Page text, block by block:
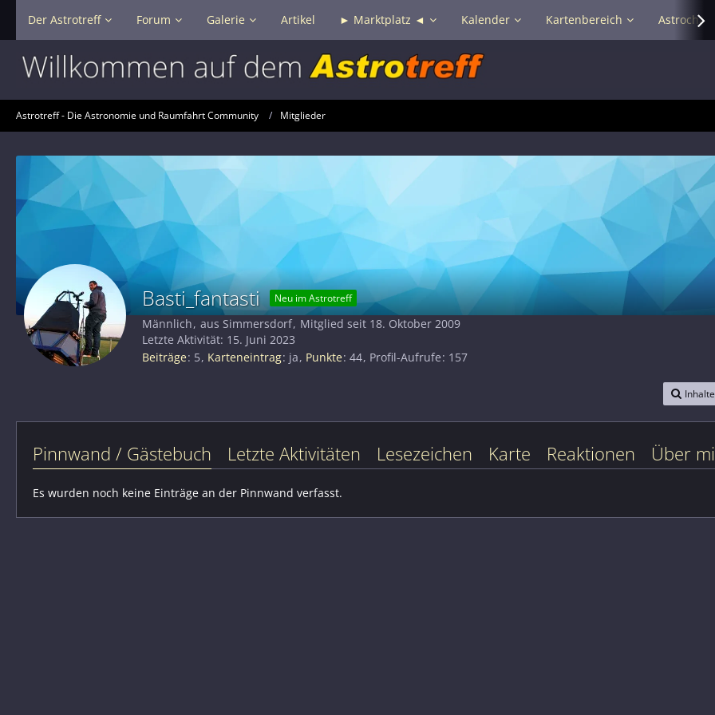
Der Astrotreff Forum Galerie Artikel ► Marktplatz ◄ Kalender Kartenbereich Astrochat
Astrotreff - Die Astronomie und Raumfahrt Community Mitglieder
Basti_fantasti Neu im Astrotreff
Männlich aus Simmersdorf Mitglied seit 18. Oktober 2009
Letzte Aktivität: 15. Juni 2023
Beiträge 5 Karteneintrag ja Punkte 44 Profil-Aufrufe 157
Pinnwand / Gästebuch Letzte Aktivitäten Lesezeichen Karte Reaktionen Über
Es wurden noch keine Einträge an der Pinnwand verfasst.